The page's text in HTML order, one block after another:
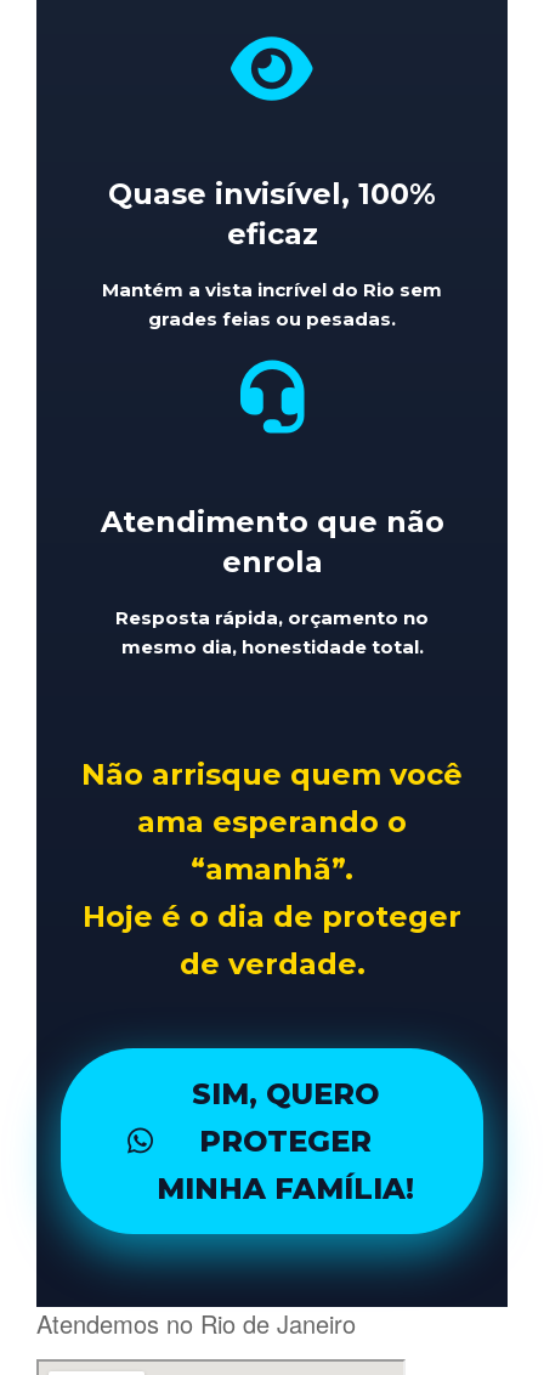
Quase invisível, 100%
eficaz
Mantém a vista incrível do Rio sem
grades feias ou pesadas.
Atendimento que não
enrola
Resposta rápida, orçamento no
mesmo dia, honestidade total.
Não arrisque quem você
ama esperando o
“amanhã”.
Hoje é o dia de proteger
de verdade.
SIM, QUERO
PROTEGER
MINHA FAMÍLIA!
Atendemos no Rio de Janeiro